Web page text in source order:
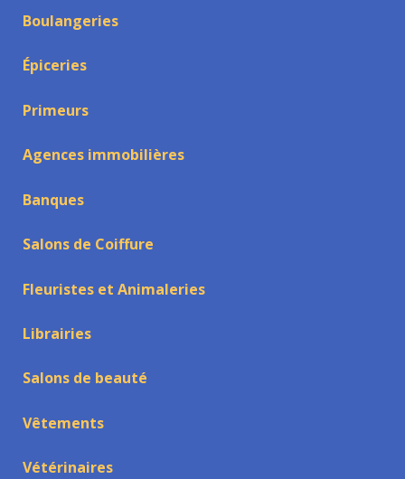
Boulangeries
Épiceries
Primeurs
Agences immobilières
Banques
Salons de Coiffure
Fleuristes et Animaleries
Librairies
Salons de beauté
Vêtements
Vétérinaires